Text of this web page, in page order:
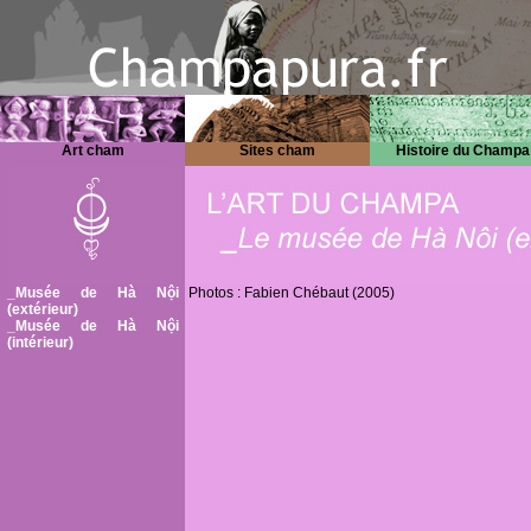
Art cham Sites cham Histoire du Champa
_Musée de Hà Nội
(extérieur)
_Musée de Hà Nội
(intérieur)
Photos : Fabien Chébaut (2005)